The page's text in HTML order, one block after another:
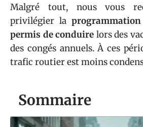
Sommaire
Malgré tout, nous vous
privilégier la
permis de conduire lors des
des congés annuels. À ces
trafic routier est moins